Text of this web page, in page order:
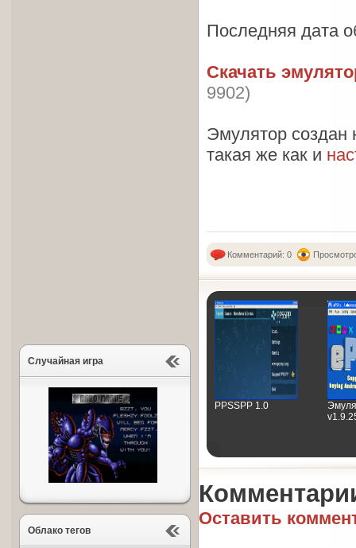
Случайная игра
Облако тегов
Последняя дата
Скачать
9902)
Эмулятор создан
такая же как и
Комментарий: 0
PPSSPP 1.0
Оставить